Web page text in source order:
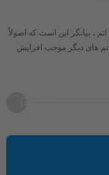
، بیانگر این است که اصولاً
های دیگر موجب افزایش